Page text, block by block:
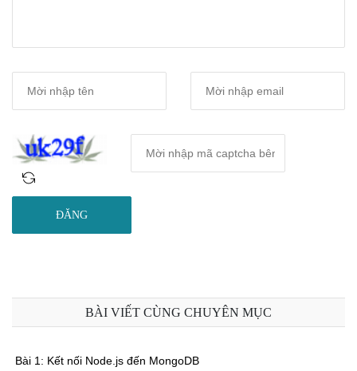
ĐĂNG
BÀI VIẾT CÙNG CHUYÊN MỤC
Bài 1: Kết nối Node.js đến MongoDB